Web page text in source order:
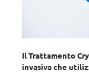
Il Trattamento
invasiva che